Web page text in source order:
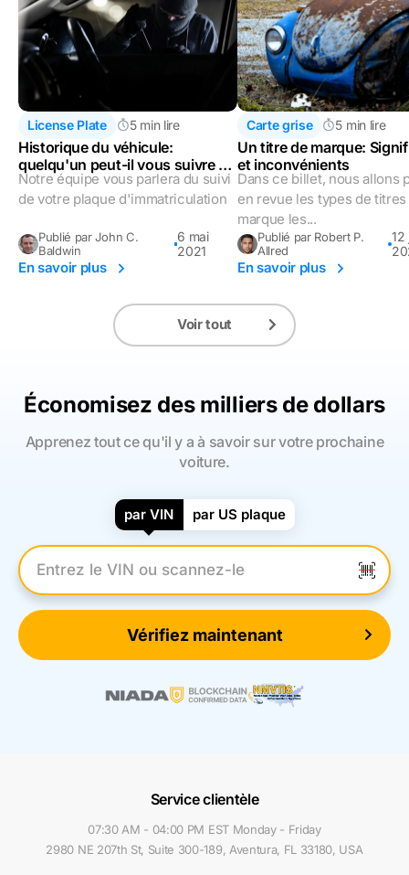
License Plate 5 min lire
Historique du véhicule:
quelqu'un peut-il vous suivre à
l'aide de votre plaque
d'immatriculation?
Notre équipe vous parlera du suivi
de votre plaque d'immatriculation
Publié par John C.
Baldwin
6 mai
2021
En savoir plus
Carte grise 5 min lire
Un titre de marque:
et inconvénients
Dans ce billet, nous allons
en revue les types de
marque les...
Publié par Robert P.
Allred
12
En savoir plus
Voir tout
Économisez des milliers de dollars
Apprenez tout ce qu'il y a à savoir sur votre prochaine
voiture.
par VIN par US plaque
Entrez le numéro VIN
Vérifiez maintenant
Service clientèle
07:30 AM - 04:00 PM EST Monday - Friday
2980 NE 207th St, Suite 300-189, Aventura, FL 33180, USA